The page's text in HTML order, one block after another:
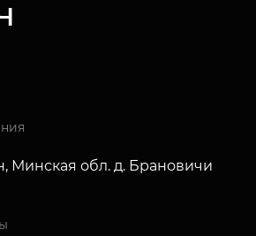
Минская обл. д. Брановичи